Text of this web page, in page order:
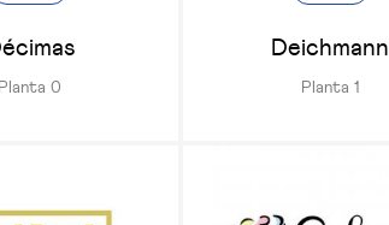
0
Deichmann
Planta 1